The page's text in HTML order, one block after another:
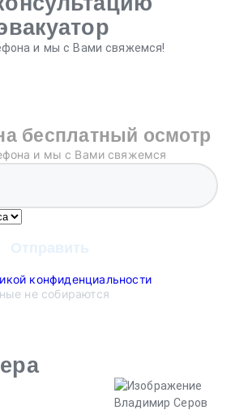
и мы с Вами свяжемся!
бесплатный осмотр
и мы с Вами свяжемся
конфиденциальности
не собираются
Владимир Серов